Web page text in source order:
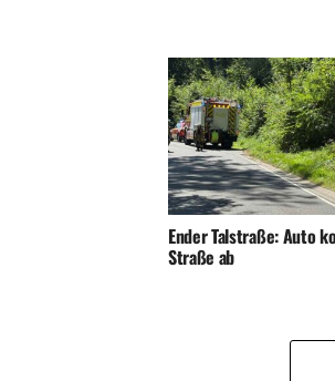
Ender Talstraße: Auto
Straße ab